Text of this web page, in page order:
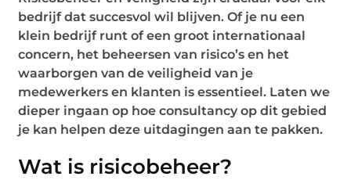
bedrijf dat succesvol wil blijven. Of je nu een
klein bedrijf runt of een groot internationaal
concern, het beheersen van risico’s en het
waarborgen van de veiligheid van je
medewerkers en klanten is essentieel. Laten we
dieper ingaan op hoe consultancy op dit gebied
je kan helpen deze uitdagingen aan te pakken.
Wat is risicobeheer?